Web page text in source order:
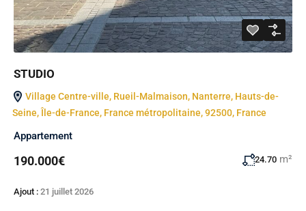
STUDIO
Village Centre-ville, Rueil-Malmaison, Nanterre, Hauts-de-
Seine, Île-de-France, France métropolitaine, 92500, France
Appartement
190.000€ 24.70 m²
Ajout : 21 juillet 2026